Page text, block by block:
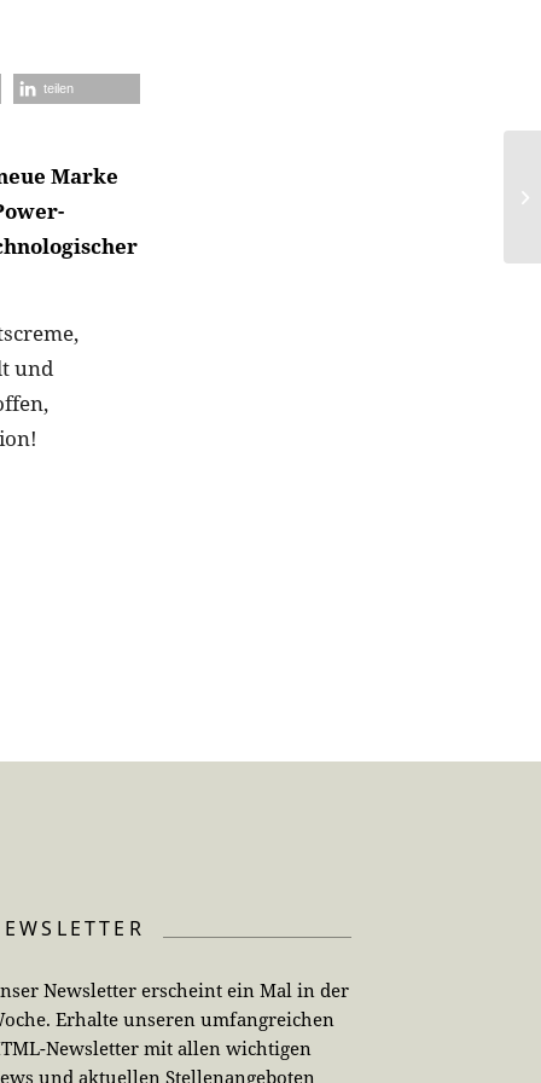
teilen
Marke
und
Newsletter erscheint ein Mal in der
Erhalte unseren umfangreichen
Newsletter mit allen wichtigen
und aktuellen Stellenangeboten